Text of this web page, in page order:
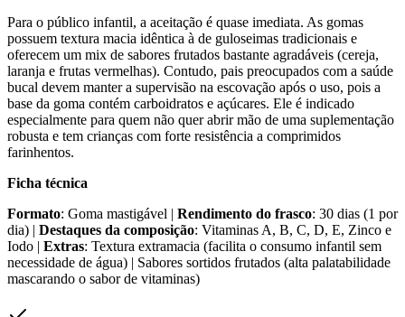
Para o público infantil, a aceitação é quase imediata. As gomas
possuem textura macia idêntica à de guloseimas tradicionais e
oferecem um mix de sabores frutados bastante agradáveis (cereja,
laranja e frutas vermelhas). Contudo, pais preocupados com a saúde
bucal devem manter a supervisão na escovação após o uso, pois a
base da goma contém carboidratos e açúcares. Ele é indicado
especialmente para quem não quer abrir mão de uma suplementação
robusta e tem crianças com forte resistência a comprimidos
farinhentos.
Ficha técnica
Formato: Goma mastigável | Rendimento do frasco: 30 dias (1 por
dia) | Destaques da composição: Vitaminas A, B, C, D, E, Zinco e
Iodo | Extras: Textura extramacia (facilita o consumo infantil sem
necessidade de água) | Sabores sortidos frutados (alta palatabilidade
mascarando o sabor de vitaminas)